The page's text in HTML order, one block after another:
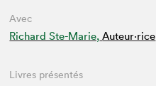
Avec
Richard Ste-Marie, Auteur·rice
Livres présentés